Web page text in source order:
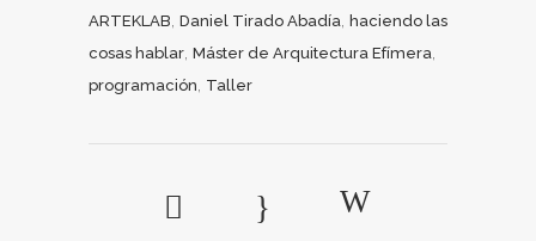
ARTEKLAB Daniel Tirado Abadía
haciendo las
cosas hablar Máster de Arquitectura Efímera
programación Taller